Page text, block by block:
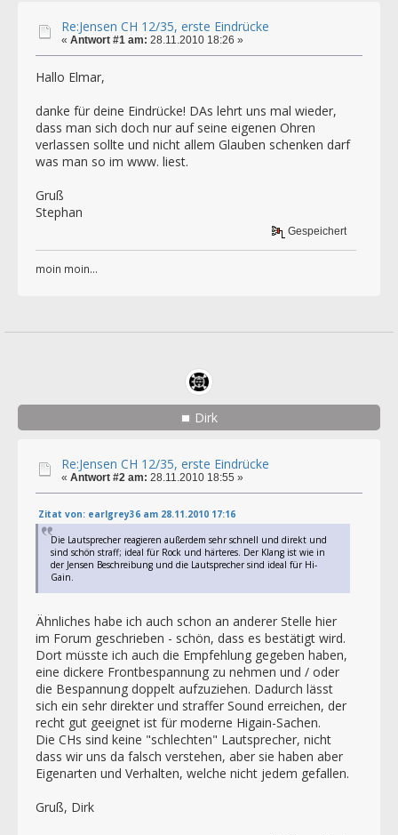
Re:Jensen CH 12/35, erste Eindrücke
« Antwort #1 am: 28.11.2010 18:26 »
Hallo Elmar,
danke für deine Eindrücke! DAs lehrt uns mal wieder,
dass man sich doch nur auf seine eigenen Ohren
verlassen sollte und nicht allem Glauben schenken darf
was man so im www. liest.
Gruß
Stephan
Gespeichert
moin moin...
Dirk
Re:Jensen CH 12/35, erste Eindrücke
« Antwort #2 am: 28.11.2010 18:55 »
Zitat von: earlgrey36 am 28.11.2010 17:16
Die Lautsprecher reagieren außerdem sehr schnell und direkt und
sind schön straff; ideal für Rock und härteres. Der Klang ist wie in
der Jensen Beschreibung und die Lautsprecher sind ideal für Hi-
Gain.
Ähnliches habe ich auch schon an anderer Stelle hier
im Forum geschrieben - schön, dass es bestätigt wird.
Dort müsste ich auch die Empfehlung gegeben haben,
eine dickere Frontbespannung zu nehmen und / oder
die Bespannung doppelt aufzuziehen. Dadurch lässt
sich ein sehr direkter und straffer Sound erreichen, der
recht gut geeignet ist für moderne Higain-Sachen.
Die CHs sind keine "schlechten" Lautsprecher, nicht
dass wir uns da falsch verstehen, aber sie haben aber
Eigenarten und Verhalten, welche nicht jedem gefallen.
Gruß, Dirk